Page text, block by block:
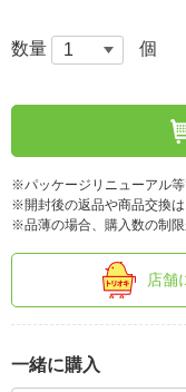
数量 個
※パッケージリニューアル
※開封後の返品や商品交換
※品薄の場合、購入数の制
店舗
一緒に購入